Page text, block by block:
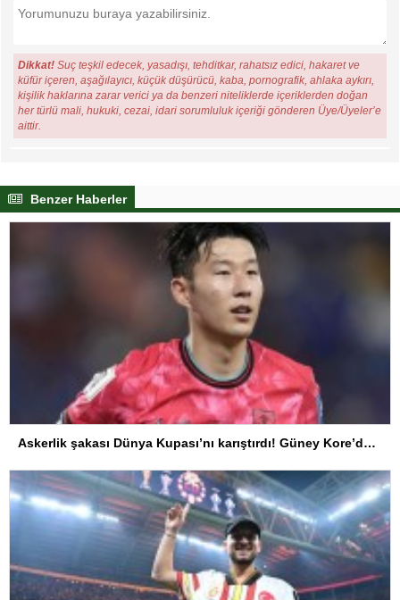
Dikkat! Suç teşkil edecek, yasadışı, tehditkar, rahatsız edici, hakaret ve
küfür içeren, aşağılayıcı, küçük düşürücü, kaba, pornografik, ahlaka aykırı,
kişilik haklarına zarar verici ya da benzeri niteliklerde içeriklerden doğan
her türlü mali, hukuki, cezai, idari sorumluluk içeriği gönderen Üye/Üyeler’e
aittir.
Benzer Haberler
Askerlik şakası Dünya Kupası’nı karıştırdı! Güney Kore’den sert karar